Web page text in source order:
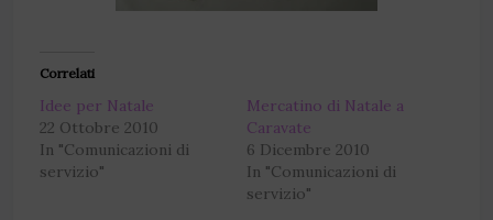
Correlati
Idee per Natale
22 Ottobre 2010
In "Comunicazioni di
servizio"
Mercatino di Natale a
Caravate
6 Dicembre 2010
In "Comunicazioni di
servizio"